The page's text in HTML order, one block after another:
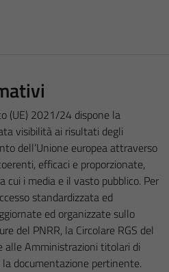
(UE) 2021/24 dispone la
visibilità ai risultati degli
dell’Unione europea attraverso
efficaci e proporzionate,
cui i media e il vasto pubblico. Per
standardizzata ed
ed organizzate sullo
del PNRR, la Circolare RGS del
alle Amministrazioni titolari di
documentazione pertinente.